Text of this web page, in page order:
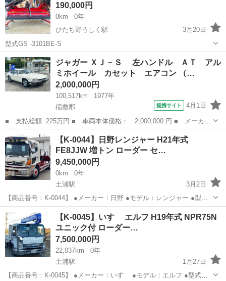
5300c...
190,000円
0km
0年
ひたち野うしく駅
3月20日
型式GS -3101BE-S
茨城 稲敷郡 ひたち野うしく駅 その他 ウイング
ジャガー ＸＪ－Ｓ 左ハンドル ＡＴ アル
ミホイール カセット エアコン （…
2,000,000円
100,517km
1977年
稲敷郡
提携サイト 4月1日
■ 支払総額: 225万円 ■ 車両本体価格： 2,000,000 円 ■ メーカー
名： ジャガー ■ 車種名： ＸＪ－Ｓ ■ グレード名： 左ハン
ドル ＡＴ アルミホイール カセット エアコン ■ 排気量：
5300c...
茨城 稲敷郡
【K-0044】日野レンジャー H21年式
FE8JJW 増トン ローダー セ…
9,450,000円
0km
0年
土浦駅
3月2日
【商品番号：K-0044】 ●メーカー：日野 ●モデル：レンジャー ●型
式：FE8JJW ●走行距離：156,142km ●最大積載量：7,700kg ●初度登
録年月：平成21年11月 ●乗車定員：2人 ●原...
茨城 稲敷郡 その他
【K-0045】いすゞ エルフ H19年式 NPR75N
ユニック付 ローダー…
7,500,000円
22,037km
0年
土浦駅
1月27日
【商品番号：K-0045】 ●メーカー：いすゞ ●モデル：エルフ ●型式：